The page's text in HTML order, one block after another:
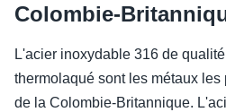
Colombie-
L'acier inoxydable 316 de
thermolaqué sont les métaux
de la Colombie-Britannique.